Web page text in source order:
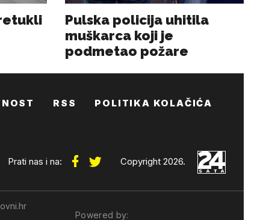
RSS POLITIKA KOLAČIĆA
Prati nas i na: Copyright 2026.
Powered by: